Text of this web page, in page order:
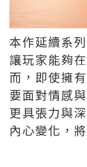
本作延續系
讓玩家能夠
而，即使擁
要面對情感
更具張力與
內心變化，